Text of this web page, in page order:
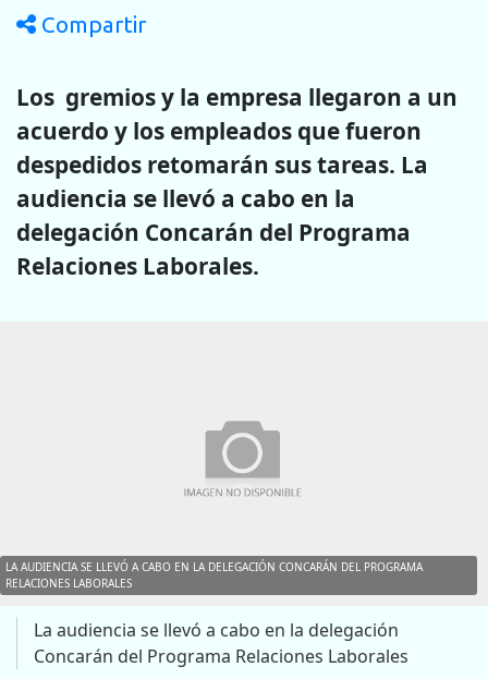
Compartir
Los gremios y la empresa llegaron a un
acuerdo y los empleados que fueron
despedidos retomarán sus tareas. La
audiencia se llevó a cabo en la
delegación Concarán del Programa
Relaciones Laborales.
LA AUDIENCIA SE LLEVÓ A CABO EN LA DELEGACIÓN CONCARÁN DEL PROGRAMA
RELACIONES LABORALES
La audiencia se llevó a cabo en la delegación
Concarán del Programa Relaciones Laborales